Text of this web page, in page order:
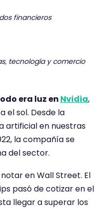
financieros
tecnología y comercio
era luz en Nvidia,
el sol. Desde la
artificial en nuestras
la compañía se
del sector.
en Wall Street. El
pasó de cotizar en el
llegar a superar los